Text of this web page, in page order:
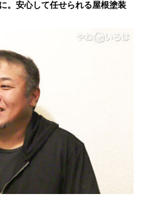
。安心して任せられる屋根塗装